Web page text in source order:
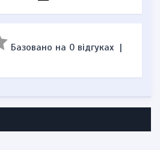
Базовано на 0 відгуках |